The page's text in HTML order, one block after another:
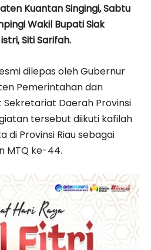
Kuantan Singingi, Sabtu
Wakil Bupati Siak
Siti Sarifah.
dilepas oleh Gubernur
Pemerintahan dan
Daerah Provinsi
tersebut diikuti kafilah
di Provinsi Riau sebagai
MTQ ke-44.